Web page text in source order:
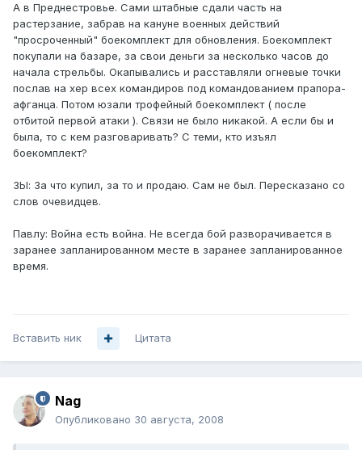
А в Преднестровье. Сами штабные сдали часть на
растерзание, забрав на кануне военных действий
"просроченный" боекомплект для обновления. Боекомплект
покупали на базаре, за свои деньги за несколько часов до
начала стрельбы. Окапывались и расставляли огневые точки
послав на хер всех командиров под командованием прапора-
афганца. Потом юзали трофейный боекомплект ( после
отбитой первой атаки ). Связи не было никакой. А если бы и
была, то с кем разговаривать? С теми, кто изъял
боекомплект?
ЗЫ: За что купил, за то и продаю. Сам не был. Пересказано со
слов очевидцев.
Павлу: Война есть война. Не всегда бой разворачивается в
заранее запланированном месте в заранее запланированное
время.
Вставить ник Цитата
Nag
Опубликовано 30 августа, 2008